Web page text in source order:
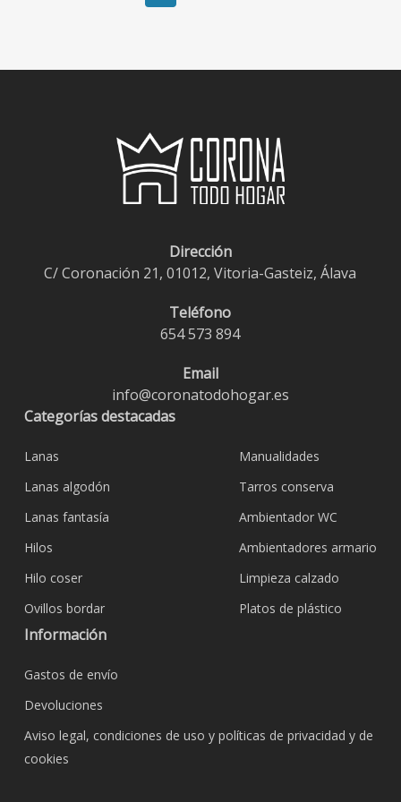
Dirección
C/ Coronación 21, 01012, Vitoria-Gasteiz, Álava
Teléfono
654 573 894
Email
info@coronatodohogar.es
Categorías destacadas
Lanas
Lanas algodón
Lanas fantasía
Hilos
Hilo coser
Ovillos bordar
Manualidades
Tarros conserva
Ambientador WC
Ambientadores armario
Limpieza calzado
Platos de plástico
Información
Gastos de envío
Devoluciones
Aviso legal, condiciones de uso y políticas de privacidad y de
cookies